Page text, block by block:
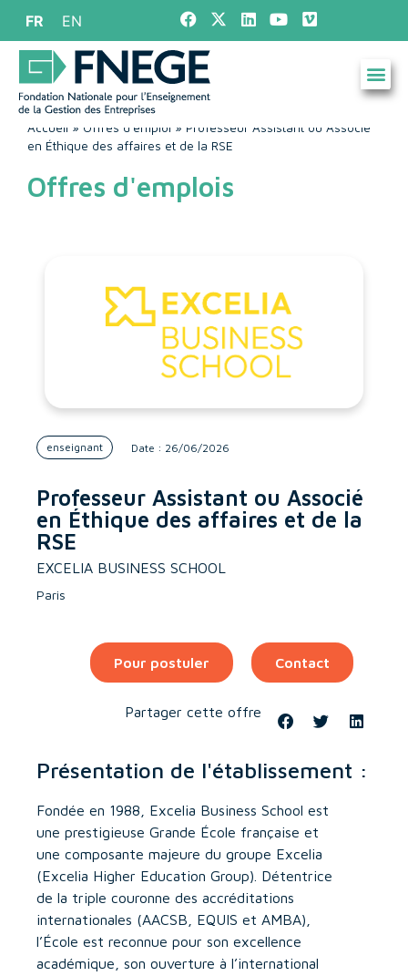
FR EN
Accueil » Offres d'emploi » Professeur Assistant ou Associé
en Éthique des affaires et de la RSE
Offres d'emplois
enseignant Date : 26/06/2026
Professeur Assistant ou Associé
en Éthique des affaires et de la
RSE
EXCELIA BUSINESS SCHOOL
Paris
Pour postuler Contact
Partager cette offre
Présentation de l'établissement :
Fondée en 1988, Excelia Business School est
une prestigieuse Grande École française et
une composante majeure du groupe Excelia
(Excelia Higher Education Group). Détentrice
de la triple couronne des accréditations
internationales (AACSB, EQUIS et AMBA),
l’École est reconnue pour son excellence
académique, son ouverture à l’international